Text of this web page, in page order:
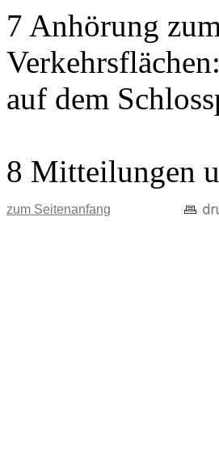
7 Anhörung
auf dem
8 Mitteilungen
zum Seitenanfang